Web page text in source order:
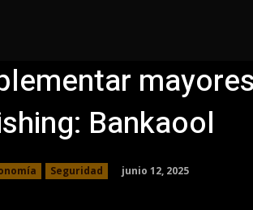
Bankaool
Seguridad junio 12, 2025